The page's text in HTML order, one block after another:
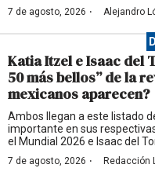
7 de agosto, 2026 · Alejandro
Katia Itzel e Isaac del
50 más bellos” de la
mexicanos aparecen?
Ambos llegan a este listado
importante en sus
el Mundial 2026 e Isaac del
7 de agosto, 2026 · Redacción